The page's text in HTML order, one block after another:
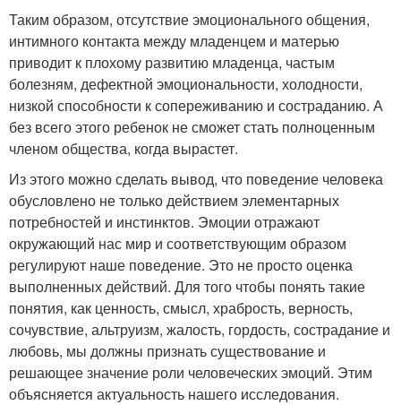
Таким образом, отсутствие эмоционального общения,
интимного контакта между младенцем и матерью
приводит к плохому развитию младенца, частым
болезням, дефектной эмоциональности, холодности,
низкой способности к сопереживанию и состраданию. А
без всего этого ребенок не сможет стать полноценным
членом общества, когда вырастет.
Из этого можно сделать вывод, что поведение человека
обусловлено не только действием элементарных
потребностей и инстинктов. Эмоции отражают
окружающий нас мир и соответствующим образом
регулируют наше поведение. Это не просто оценка
выполненных действий. Для того чтобы понять такие
понятия, как ценность, смысл, храбрость, верность,
сочувствие, альтруизм, жалость, гордость, сострадание и
любовь, мы должны признать существование и
решающее значение роли человеческих эмоций. Этим
объясняется актуальность нашего исследования.